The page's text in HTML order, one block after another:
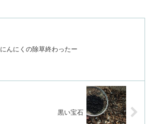
にんにくの除草終わったー
黒い宝石